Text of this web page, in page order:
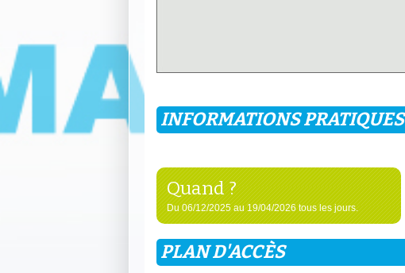
INFORMATIONS PRATIQUES
Quand ?
Du 06/12/2025 au 19/04/2026 tous les jours.
PLAN D'ACCÈS